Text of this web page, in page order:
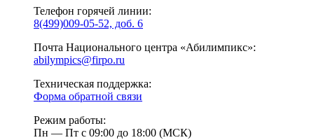
Телефон горячей линии:
8(499)009-05-52, доб. 6
Почта Национального центра «Абилимпикс»:
abilympics@firpo.ru
Техническая поддержка:
Форма обратной связи
Режим работы:
Пн — Пт с 09:00 до 18:00 (МСК)